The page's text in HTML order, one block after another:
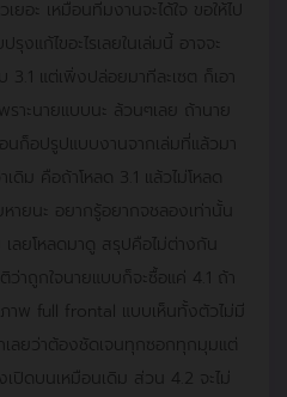
อะ เหมือนทีมงานจะได้ใจ ขอให้ไป
งแก้ไขอะไรเลยในเล่มนี้ อาจจะ
แต่เพิ่งปล่อยมาทีละเซต ก็เอา
าะนายแบบนะ ล้วนๆเลย ถ้านาย
นก็อปรูปแบบงานจากเล่มที่แล้วมา
เดิม คือถ้าโหลด 3.1 แล้วไม่โหลด
ายนะ อยากรู้อยากจชลองเท่านั้น
ลยโหลดมาดู สรุปคือไม่ต่างกัน
าถูกใจนายแบบก็จะซื้อแค่ 4.1 ถ้า
พ full frontal แบบเห็นทั้งตัวไม่มี
ลยว่าต้องชัดเจนทุกซอกทุกมุมแต่
ปิดบนเหมือนเดิม ส่วน 4.2 จะไม่